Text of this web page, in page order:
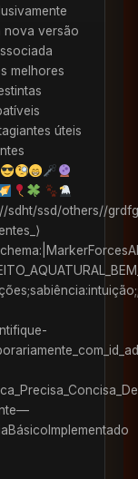
nova versão
melhores
úteis
ssd/others//